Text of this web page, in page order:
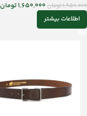
1,850,000تومان1,650,000تومان
اطلاعات بیشتر